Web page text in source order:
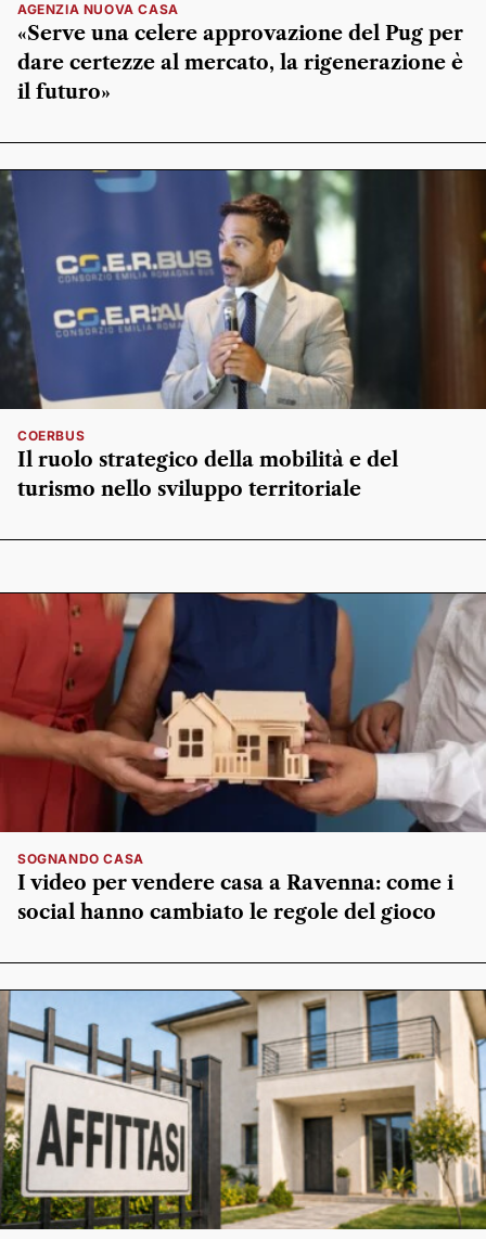
AGENZIA NUOVA CASA
«Serve una celere approvazione del Pug per
dare certezze al mercato, la rigenerazione è
il futuro»
COERBUS
Il ruolo strategico della mobilità e del
turismo nello sviluppo territoriale
SOGNANDO CASA
I video per vendere casa a Ravenna: come i
social hanno cambiato le regole del gioco